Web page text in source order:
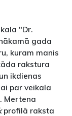
"Dr.
gada
kuram manis
rakstura
ikdienas
par veikala
Mertena
profilā raksta